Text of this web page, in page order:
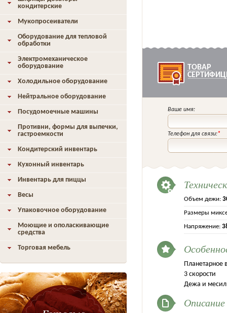
ТОВАР
Ваше имя:
Телефон для связи:*
Объем дежи:
Размеры
Напряжение:
Планетарное
3 скорости
Дежа и
Описание
кондитерские
Мукопросеиватели
Оборудование для тепловой
обработки
Электромеханическое
оборудование
Холодильное оборудование
Нейтральное оборудование
Посудомоечные машины
Противни, формы для выпечки,
гастроемкости
Кондитерский инвентарь
Кухонный инвентарь
Инвентарь для пиццы
Весы
Упаковочное оборудование
Моющие и ополаскивающие
средства
Торговая мебель